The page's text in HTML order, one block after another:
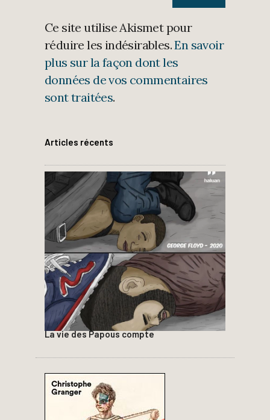
Ce site utilise Akismet pour
réduire les indésirables.En savoir
plus sur la façon dont les
données de vos commentaires
sont traitées.
Articles récents
La vie des Papous compte